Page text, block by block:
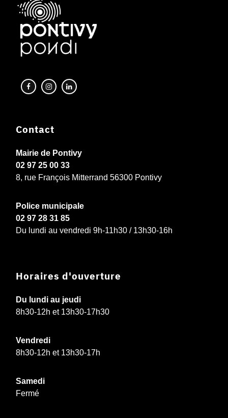
Contact
Mairie de Pontivy
02 97 25 00 33
8, rue François Mitterrand 56300 Pontivy
Police municipale
02 97 28 31 85
Du lundi au vendredi 9h-11h30 / 13h30-16h
Horaires d'ouverture
Du lundi au jeudi
8h30-12h et 13h30-17h30
Vendredi
8h30-12h et 13h30-17h
Samedi
Fermé